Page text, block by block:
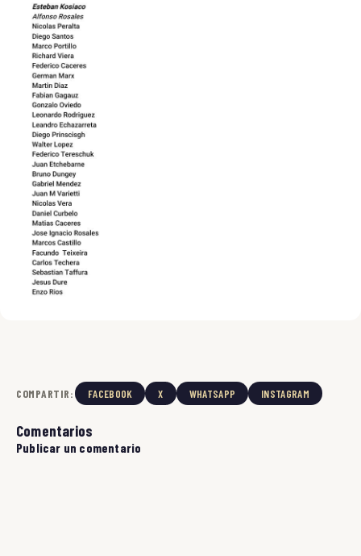
COMPARTIR: FACEBOOK X WHATSAPP INSTAGRAM
Comentarios
Publicar un comentario